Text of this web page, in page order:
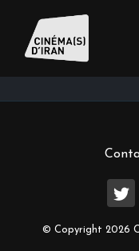
Inscrivez-vous à
© Copyright 2026